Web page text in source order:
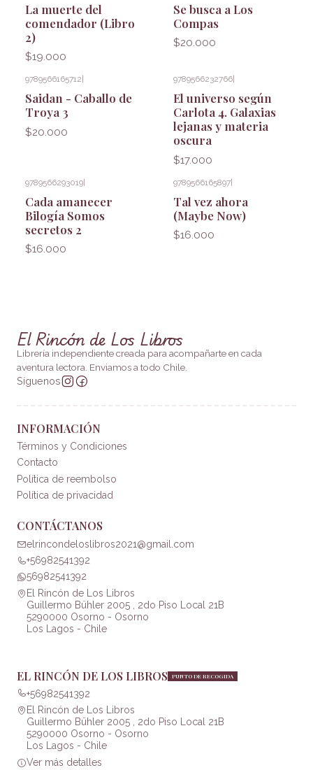
La muerte del
comendador (Libro
2)
$19.000
Se busca a Los
Compas
$20.000
9789566165712
Saidan - Caballo de
Troya 3
$20.000
9789566232766
El universo según
Carlota 4. Galaxias
lejanas y materia
oscura
$17.000
9789566293019|
Cada amanecer
Bilogía Somos
secretos 2
$16.000
9789566165897|
Tal vez ahora
(Maybe Now)
$16.000
El Rincón de Los Libros
Librería independiente creada para acompañarte en cada
aventura lectora. Enviamos a todo Chile.
Síguenos
INFORMACIÓN
Términos y Condiciones
Contacto
Política de reembolso
Política de privacidad
CONTÁCTANOS
elrincondeloslibros2021@gmail.com
+56982541392
56982541392
El Rincón de Los Libros
Guillermo Bühler 2005 , 2do Piso Local 21B
5290000 Osorno - Osorno
Los Lagos - Chile
EL RINCÓN DE LOS LIBROS PUNTO DE RECOGIDA
+56982541392
El Rincón de Los Libros
Guillermo Bühler 2005 , 2do Piso Local 21B
5290000 Osorno - Osorno
Los Lagos - Chile
Ver más detalles